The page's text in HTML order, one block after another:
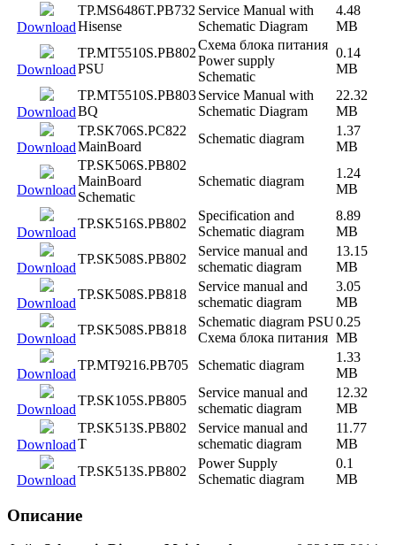
Download
TP.MS6486T.PB732
Hisense
Service Manual with
Schematic Diagram
4.48
MB
Download
TP.MT5510S.PB802
PSU
Схема блока питания
Power supply
Schematic
0.14
MB
Download
TP.MT5510S.PB803
BQ
Service Manual with
Schematic Diagram
22.32
MB
Download
TP.SK706S.PC822
MainBoard
Schematic diagram
1.37
MB
Download
TP.SK506S.PB802
MainBoard
Schematic
Schematic diagram
1.24
MB
Download
TP.SK516S.PB802
Specification and
Schematic diagram
8.89
MB
Download
TP.SK508S.PB802
Service manual and
schematic diagram
13.15
MB
Download
TP.SK508S.PB818
Service manual and
schematic diagram
3.05
MB
Download
TP.SK508S.PB818
Schematic diagram PSU
Схема блока питания
0.25
MB
Download
TP.MT9216.PB705 Schematic diagram
1.33
MB
Download
TP.SK105S.PB805
Service manual and
schematic diagram
12.32
MB
Download
TP.SK513S.PB802
T
Service manual and
schematic diagram
11.77
MB
Download
TP.SK513S.PB802
Power Supply
Schematic diagram
0.1
MB
Описание